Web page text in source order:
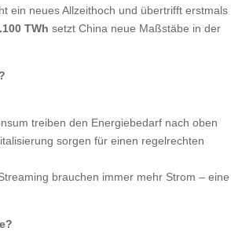
ein neues Allzeithoch und übertrifft erstmals
TWh setzt China neue Maßstäbe in der
treiben den Energiebedarf nach oben
sorgen für einen regelrechten
brauchen immer mehr Strom – eine